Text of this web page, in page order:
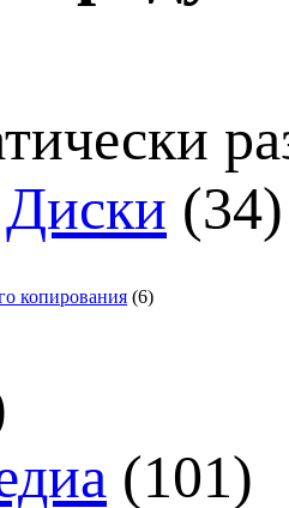
(34)
копирования (6)
(101)